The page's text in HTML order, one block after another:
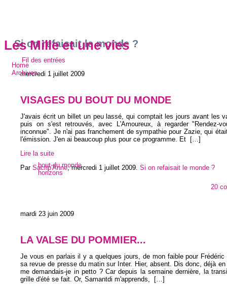
Les Mille et une vies
Home
Archives
Si on refaisait le monde ?
Fil des entrées
mercredi 1 juillet 2009
VISAGES DU BOUT DU MONDE
J'avais écrit un billet un peu lassé, qui comptait les jours avant les
puis on s'est retrouvés, avec L'Amoureux, à regarder "Rendez-
inconnue". Je n'ai pas franchement de sympathie pour Zazie, qui
l'émission. J'en ai beaucoup plus pour ce programme. Et
[…]
Lire la suite
Par Sacrip'Anne,mercredi 1 juillet 2009 Si on refaisait le monde ?
bout du monde
horizons
20
mardi 23 juin 2009
LA VALSE DU POMMIER...
Je vous en parlais il y a quelques jours, de mon faible pour Frédéric
sa revue de presse du matin sur Inter. Hier, absent. Dis donc, déjà
me demandais-je in petto ? Car depuis la semaine dernière, la
grille d'été se fait. Or, Samantdi m'apprends,
[…]